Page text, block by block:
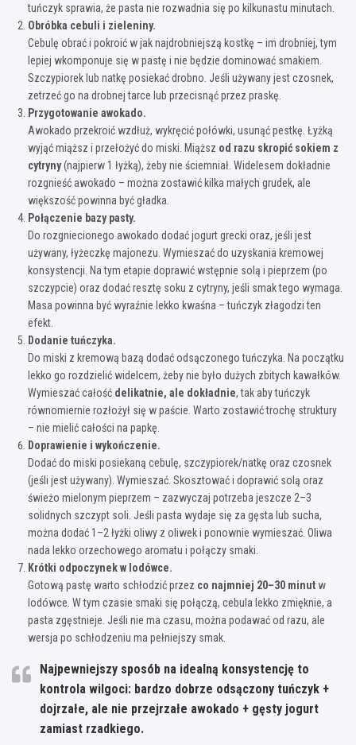
tuńczyk sprawia, że pasta nie rozwadnia się po kilkunastu minutach.
Obróbka cebuli i zieleniny.
Cebulę obrać i pokroić w jak najdrobniejszą kostkę – im drobniej, tym
lepiej wkomponuje się w pastę i nie będzie dominować smakiem.
Szczypiorek lub natkę posiekać drobno. Jeśli używany jest czosnek,
zetrzeć go na drobnej tarce lub przecisnąć przez praskę.
Przygotowanie awokado.
Awokado przekroić wzdłuż, wykręcić połówki, usunąć pestkę. Łyżką
wyjąć miąższ i przełożyć do miski. Miąższ od razu skropić sokiem z
cytryny(najpierw 1 łyżką), żeby nie ściemniał. Widelesem dokładnie
rozgnieść awokado – można zostawić kilka małych grudek, ale
większość powinna być gładka.
Połączenie bazy pasty.
Do rozgniecionego awokado dodać jogurt grecki oraz, jeśli jest
używany, łyżeczkę majonezu. Wymieszać do uzyskania kremowej
konsystencji. Na tym etapie doprawić wstępnie solą i pieprzem (po
szczypcie) oraz dodać resztę soku z cytryny, jeśli smak tego wymaga.
Masa powinna być wyraźnie lekko kwaśna – tuńczyk złagodzi ten
efekt.
Dodanie tuńczyka.
Do miski z kremową bazą dodać odsączonego tuńczyka. Na początku
lekko go rozdzielić widelcem, żeby nie było dużych zbitych kawałków.
Wymieszać całość delikatnie, ale dokładnie, tak aby tuńczyk
równomiernie rozłożył się w paście. Warto zostawić trochę struktury
– nie mielić całości na papkę.
Doprawienie i wykończenie.
Dodać do miski posiekaną cebulę, szczypiorek/natkę oraz czosnek
(jeśli jest używany). Wymieszać. Skosztować i doprawić solą oraz
świeżo mielonym pieprzem – zazwyczaj potrzeba jeszcze 2–3
solidnych szczypt soli. Jeśli pasta wydaje się za gęsta lub sucha,
można dodać 1–2 łyżki oliwy z oliwek i ponownie wymieszać. Oliwa
nada lekko orzechowego aromatu i połączy smaki.
Krótki odpoczynek w lodówce.
Gotową pastę warto schłodzić przez co najmniej 20–30 minut w
lodówce. W tym czasie smaki się połączą, cebula lekko zmięknie, a
pasta zgęstnieje. Jeśli nie ma czasu, można podawać od razu, ale
wersja po schłodzeniu ma pełniejszy smak.
Najpewniejszy sposób na idealną konsystencję to
kontrola wilgoci: bardzo dobrze odsączony tuńczyk +
dojrzałe, ale nie przejrzałe awokado + gęsty jogurt
zamiast rzadkiego.